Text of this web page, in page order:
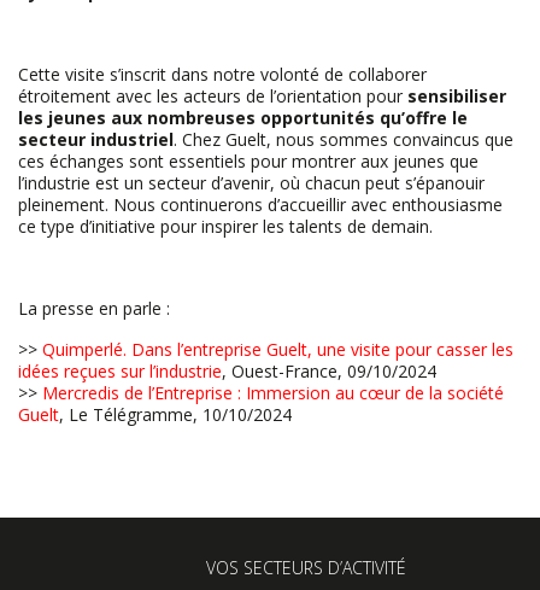
Cette visite s’inscrit dans notre volonté de collaborer
étroitement avec les acteurs de l’orientation pour sensibiliser
les jeunes aux nombreuses opportunités qu’offre le
secteur industriel. Chez Guelt, nous sommes convaincus que
ces échanges sont essentiels pour montrer aux jeunes que
l’industrie est un secteur d’avenir, où chacun peut s’épanouir
pleinement. Nous continuerons d’accueillir avec enthousiasme
ce type d’initiative pour inspirer les talents de demain.
La presse en parle :
>> Quimperlé. Dans l’entreprise Guelt, une visite pour casser les
idées reçues sur l’industrie, Ouest-France, 09/10/2024
>> Mercredis de l’Entreprise : Immersion au cœur de la société
Guelt, Le Télégramme, 10/10/2024
VOS SECTEURS D’ACTIVITÉ